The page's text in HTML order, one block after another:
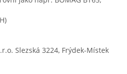
Slezská 3224, Frýdek-Místek